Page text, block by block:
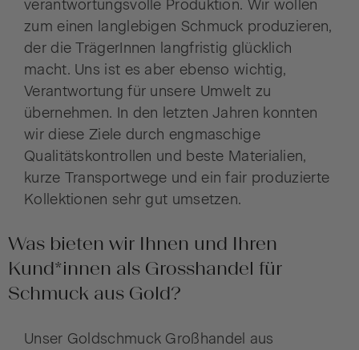
verantwortungsvolle Produktion. Wir wollen
zum einen langlebigen Schmuck produzieren,
der die TrägerInnen langfristig glücklich
macht. Uns ist es aber ebenso wichtig,
Verantwortung für unsere Umwelt zu
übernehmen. In den letzten Jahren konnten
wir diese Ziele durch engmaschige
Qualitätskontrollen und beste Materialien,
kurze Transportwege und ein fair produzierte
Kollektionen sehr gut umsetzen.
Was bieten wir Ihnen und Ihren
Kund*innen als Grosshandel für
Schmuck aus Gold?
Unser Goldschmuck Großhandel aus